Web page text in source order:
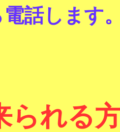
話します
られる